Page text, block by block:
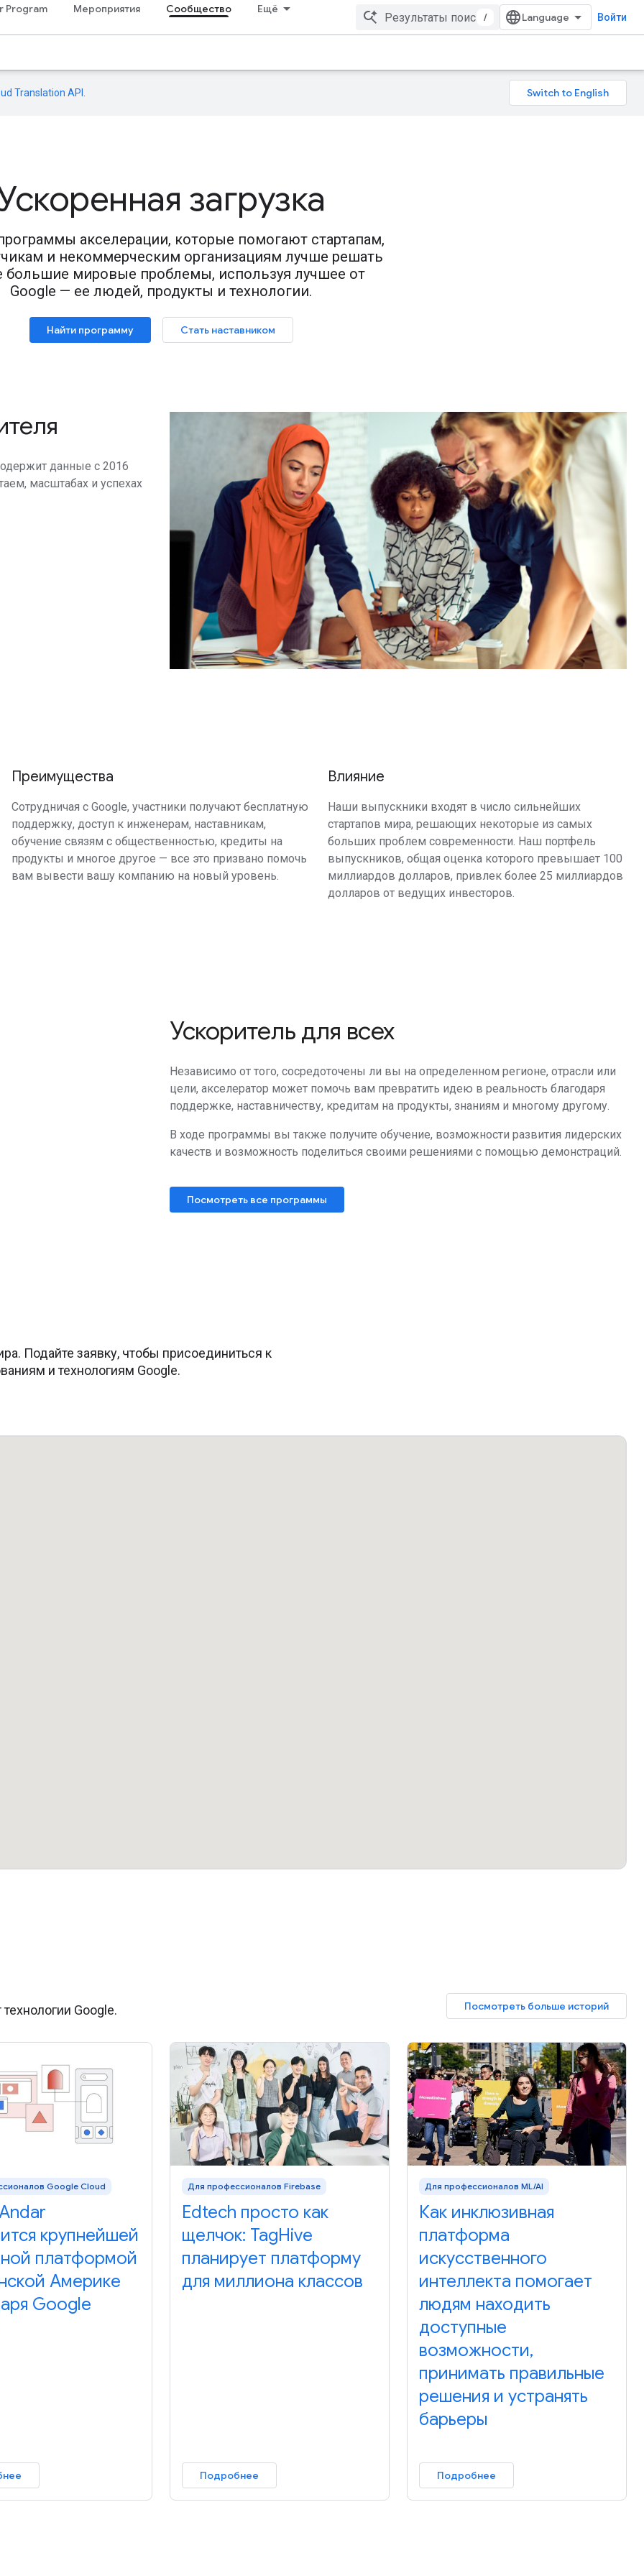
Program Мероприятия Сообщество Ещё
/ Войти
Translation API
загрузка
программы акселерации, которые помогают стартапам,
и некоммерческим организациям лучше решать
большие мировые проблемы, используя лучшее от
Google — ее людей, продукты и технологии.
Найти программу Стать наставником
данные с 2016
масштабах и успехах
Преимущества
Сотрудничая с Google, участники получают бесплатную
поддержку, доступ к инженерам, наставникам,
обучение связям с общественностью, кредиты на
продукты и многое другое — все это призвано помочь
вам вывести вашу компанию на новый уровень.
Влияние
Наши выпускники входят в число сильнейших
стартапов мира, решающих некоторые из самых
больших проблем современности. Наш портфель
выпускников, общая оценка которого превышает 100
миллиардов долларов, привлек более 25 миллиардов
долларов от ведущих инвесторов.
Ускоритель для всех
Независимо от того, сосредоточены ли вы на определенном регионе, отрасли или
цели, акселератор может помочь вам превратить идею в реальность благодаря
поддержке, наставничеству, кредитам на продукты, знаниям и многому другому.
В ходе программы вы также получите обучение, возможности развития лидерских
качеств и возможность поделиться своими решениями с помощью демонстраций.
Посмотреть все программы
Подайте заявку, чтобы присоединиться к
и технологиям Google.
Google. Посмотреть больше историй
Google Cloud
крупнейшей
платформой
Америке
Google
Для профессионалов Firebase
Edtech просто как
щелчок: TagHive
планирует платформу
для миллиона классов
Подробнее
Для профессионалов ML/AI
Как инклюзивная
платформа
искусственного
интеллекта помогает
людям находить
доступные
возможности,
принимать правильные
решения и устранять
барьеры
Подробнее